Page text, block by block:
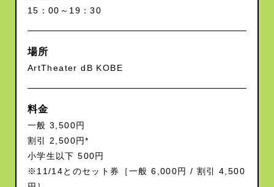
15：00～19：30
場所
ArtTheater dB KOBE
料金
一般 3,500円
割引 2,500円*
小学生以下 500円
※11/14とのセット券［一般 6,000円 / 割引 4,500